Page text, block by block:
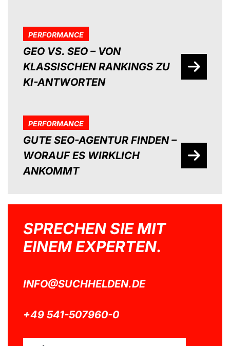
PERFORMANCE
GEO VS. SEO – VON
KLASSISCHEN RANKINGS ZU
KI-ANTWORTEN
PERFORMANCE
GUTE SEO-AGENTUR FINDEN –
WORAUF ES WIRKLICH
ANKOMMT
SPRECHEN SIE MIT
EINEM EXPERTEN.
INFO@SUCHHELDEN.DE
+49 541-507960-0